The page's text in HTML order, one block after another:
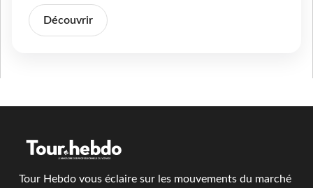
Découvrir
Tour Hebdo vous éclaire sur les mouvements du marché